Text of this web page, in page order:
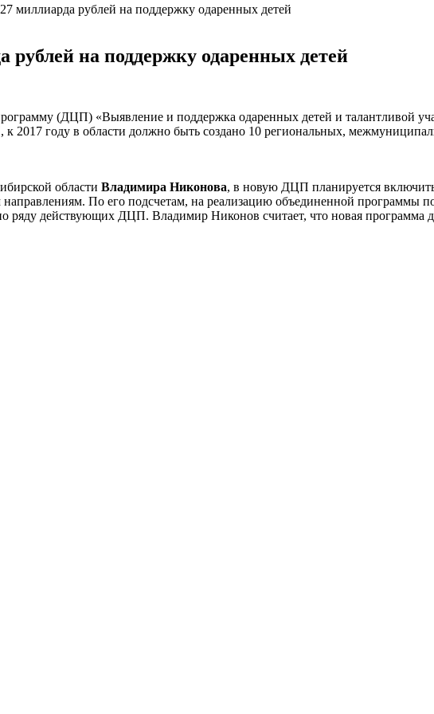
миллиарда рублей на поддержку одаренных детей
рублей на поддержку одаренных детей
(ДЦП) «Выявление и поддержка одаренных детей и талантливой
2017 году в области должно быть создано 10 региональных,
области Владимира Никонова, в новую ДЦП планируется
По его подсчетам, на реализацию объединенной программы
действующих ДЦП. Владимир Никонов считает, что новая программа